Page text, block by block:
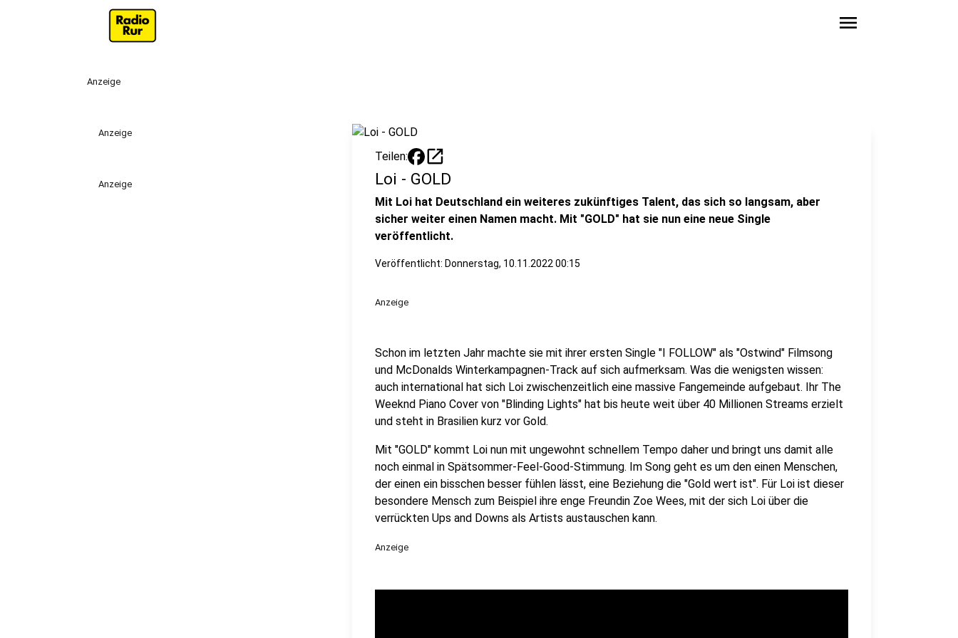
menu
Anzeige
Anzeige
Anzeige
Teilen: open_in_new
Loi - GOLD
Mit Loi hat Deutschland ein weiteres zukünftiges Talent, das sich so langsam, aber
sicher weiter einen Namen macht. Mit "GOLD" hat sie nun eine neue Single
veröffentlicht.
Veröffentlicht: Donnerstag, 10.11.2022 00:15
Anzeige
Schon im letzten Jahr machte sie mit ihrer ersten Single "I FOLLOW" als "Ostwind" Filmsong
und McDonalds Winterkampagnen-Track auf sich aufmerksam. Was die wenigsten wissen:
auch international hat sich Loi zwischenzeitlich eine massive Fangemeinde aufgebaut. Ihr The
Weeknd Piano Cover von "Blinding Lights" hat bis heute weit über 40 Millionen Streams erzielt
und steht in Brasilien kurz vor Gold.
Mit "GOLD" kommt Loi nun mit ungewohnt schnellem Tempo daher und bringt uns damit alle
noch einmal in Spätsommer-Feel-Good-Stimmung. Im Song geht es um den einen Menschen,
der einen ein bisschen besser fühlen lässt, eine Beziehung die "Gold wert ist". Für Loi ist dieser
besondere Mensch zum Beispiel ihre enge Freundin Zoe Wees, mit der sich Loi über die
verrückten Ups and Downs als Artists austauschen kann.
Anzeige